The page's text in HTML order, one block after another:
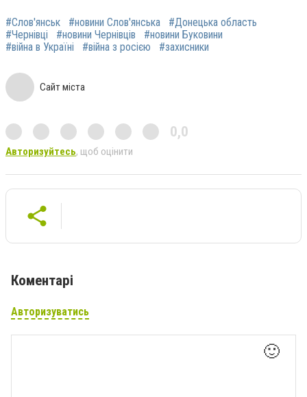
#Слов'янськ #новини Слов'янська
#Донецька область
#Чернівці
#новини Чернівців
#новини Буковини
#війна в Україні
#війна з росією #захисники
Сайт міста
0,0
Авторизуйтесь, щоб оцінити
Коментарі
Авторизуватись
🙂